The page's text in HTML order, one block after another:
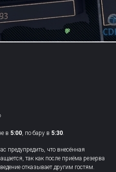
в 5:00, по бару в 5:30.
предупредить, что внесённая
так как после приёма резерва
отказывает другим гостям.